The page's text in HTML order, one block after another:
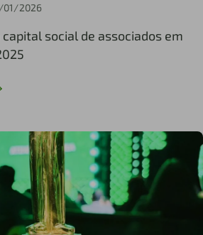
01/2026
social de associados em